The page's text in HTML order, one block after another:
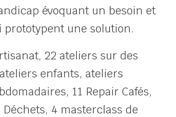
évoquant un besoin et
prototypent une solution.
22 ateliers sur des
enfants, ateliers
11 Repair Cafés,
4 masterclass de